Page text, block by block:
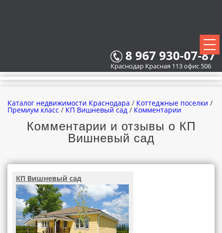
8 967 930-07-87
Краснодар Красная 113 офис 506
ВСЕ НОВОСТРОЙКИ
КАРТА НОВОСТРОЕК
ВСЕ КОТТЕДЖНЫЕ ПОСЕЛКИ
Каталог недвижимости Краснодара / Коттеджные поселки /
Премиум класс / КП Вишневый сад / Комментарии
Комментарии и отзывы о КП
Вишневый сад
КП Вишневый сад